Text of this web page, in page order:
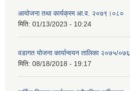
आयोजना तथा कार्यक्रम आ.व. २०७९।०८०
मिति: 01/13/2023 - 10:24
वडागत योजना कार्यान्वयन तालिका २०७५/०७६
मिति: 08/18/2018 - 19:17